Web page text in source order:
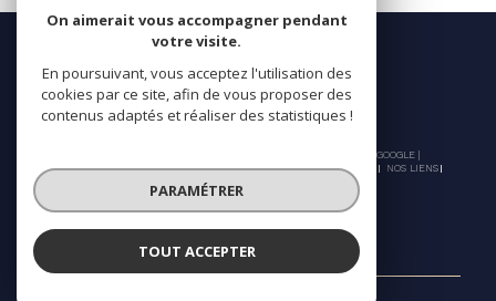
© 2026 | TOUS DROITS RÉSERVÉS | TRADUCTION POWERED BY GOOGLE |
NOS HONORAIRES
PLAN DU SITE MENTIONS LÉGALES ADMIN
NOS LIENS
POLITIQUE RGPD
On aimerait vous accompagner pendant
votre visite.
En poursuivant, vous acceptez l'utilisation des
cookies par ce site, afin de vous proposer des
contenus adaptés et réaliser des statistiques !
PARAMÉTRER
TOUT ACCEPTER